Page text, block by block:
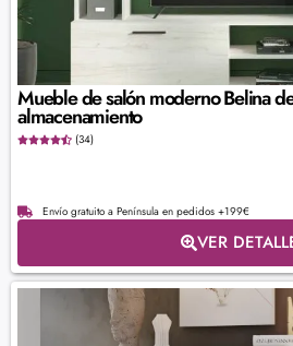
Mueble de salón moderno Belina
almacenamiento
(34)
Envío gratuito a Península en pedidos +199€
VER